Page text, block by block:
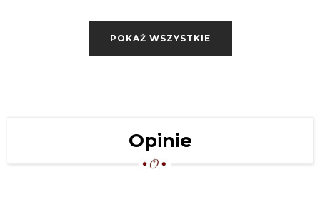
61,20 zł
GOBELIN "GWIAZDA...
75,65 zł
POKAŻ WSZYSTKIE
Opinie